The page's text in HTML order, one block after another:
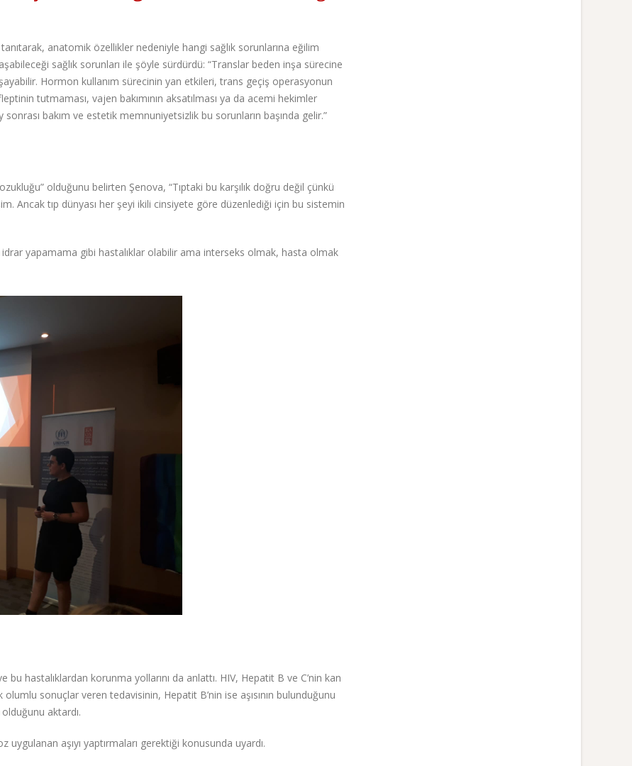
anatomik özellikler nedeniyle hangi sağlık sorunlarına eğilim
sağlık sorunları ile şöyle sürdürdü: “Translar beden inşa sürecine
Hormon kullanım sürecinin yan etkileri, trans geçiş operasyonun
tutmaması, vajen bakımının aksatılması ya da acemi hekimler
bakım ve estetik memnuniyetsizlik bu sorunların başında gelir.”
olduğunu belirten Şenova, “Tıptaki bu karşılık doğru değil çünkü
Ancak tıp dünyası her şeyi ikili cinsiyete göre düzenlediği için bu sistemin
yapamama gibi hastalıklar olabilir ama interseks olmak, hasta olmak
hastalıklardan korunma yollarını da anlattı. HIV, Hepatit B ve C’nin kan
sonuçlar veren tedavisinin, Hepatit B’nin ise aşısının bulunduğunu
aktardı.
aşıyı yaptırmaları gerektiği konusunda uyardı.